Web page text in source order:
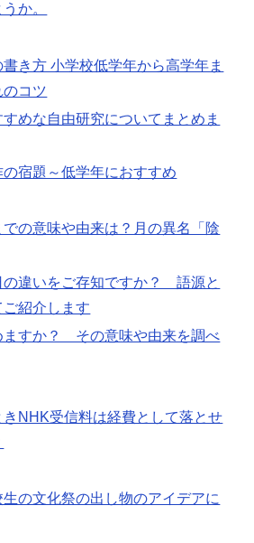
か。
き方 小学校低学年から高学年ま
のコツ
めな自由研究についてまとめま
宿題～低学年におすすめ
の意味や由来は？月の異名「陰
の違いをご存知ですか？ 語源と
紹介します
ますか？ その意味や由来を調べ
NHK受信料は経費として落とせ
の文化祭の出し物のアイデアに